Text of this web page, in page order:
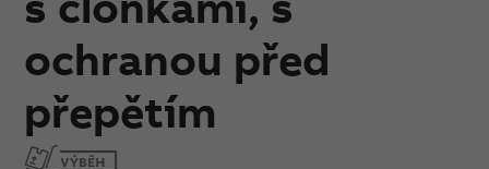
ochranou před
přepětím